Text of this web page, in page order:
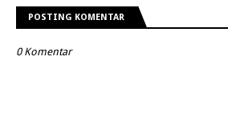
POSTING KOMENTAR
0 Komentar